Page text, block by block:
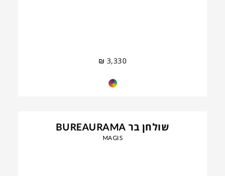
₪ 3,330
שולחן בר BUREAURAMA
MAGIS